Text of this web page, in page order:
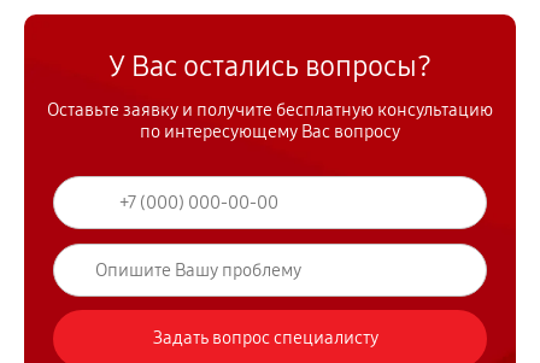
У Вас остались вопросы?
Оставьте заявку и получите бесплатную консультацию
по интересующему Вас вопросу